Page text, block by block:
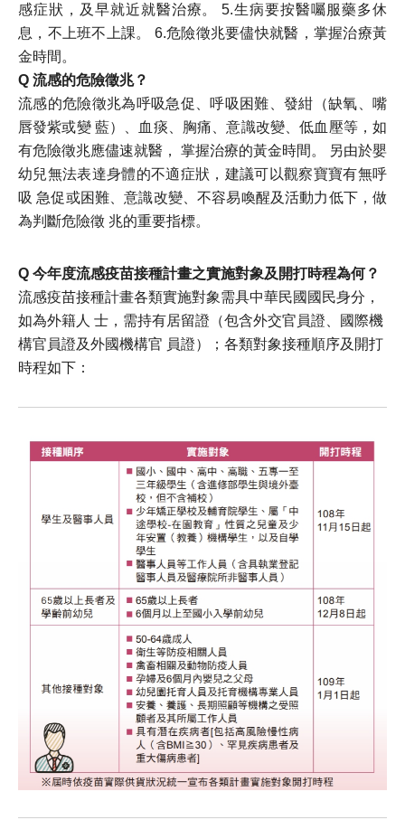
感症狀，及早就近就醫治療。 5.生病要按醫囑服藥多休
息，不上班不上課。 6.危險徵兆要儘快就醫，掌握治療黃
金時間。
Q 流感的危險徵兆？
流感的危險徵兆為呼吸急促、呼吸困難、發紺（缺氧、嘴
唇發紫或變 藍）、血痰、胸痛、意識改變、低血壓等，如
有危險徵兆應儘速就醫， 掌握治療的黃金時間。 另由於嬰
幼兒無法表達身體的不適症狀，建議可以觀察寶寶有無呼
吸 急促或困難、意識改變、不容易喚醒及活動力低下，做
為判斷危險徵 兆的重要指標。​
Q 今年度流感疫苗接種計畫之實施對象及開打時程為何？
流感疫苗接種計畫各類實施對象需具中華民國國民身分，
如為外籍人 士，需持有居留證（包含外交官員證、國際機
構官員證及外國機構官 員證）；各類對象接種順序及開打
時程如下： ​